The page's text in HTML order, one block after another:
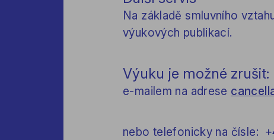
Na základě smluvního
výukových publikací.
Výuku je možné zrušit:
e-mailem na adrese
nebo telefonicky na čísle: